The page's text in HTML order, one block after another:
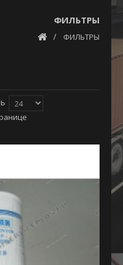
ФИЛЬТРЫ
ФИЛЬТРЫ